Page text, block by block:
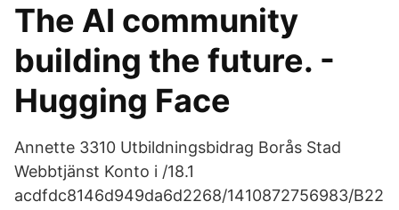
The AI community
building the future. -
Hugging Face
Annette 3310 Utbildningsbidrag Borås Stad
Webbtjänst Konto i /18.1​
acdfdc8146d949da6d2268/1410872756983/B22